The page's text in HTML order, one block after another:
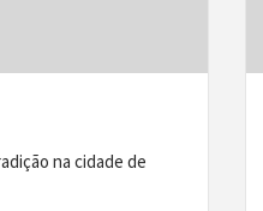
na cidade de